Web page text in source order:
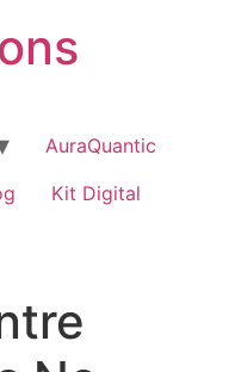
AuraQuantic
Kit Digital